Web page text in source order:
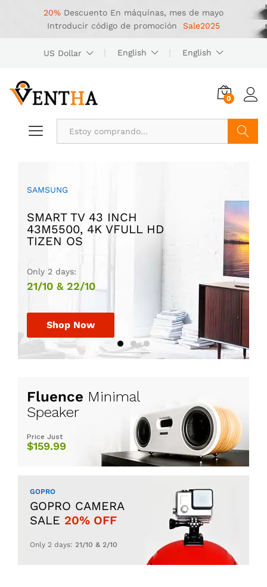
20% Descuento En máquinas, mes de mayo
Introducir código de promoción
Sale2025
US Dollar English English
0
SAMSUNG
SMART TV 43 INCH
43M5500, 4K VFULL HD
TIZEN OS
Only 2 days:
21/10 & 22/10
Shop Now
COMBO SUPER COOL
UP TO40% OFF
30th July, 2017.
Shop Now
SOUND WITH
MARSHALL SPEAKER
$205.00
Fluence Minimal
Speaker
Price Just
$159.99
GOPRO
GOPRO CAMERA
SALE 20% OFF
Only 2 days: 21/10 & 2/10